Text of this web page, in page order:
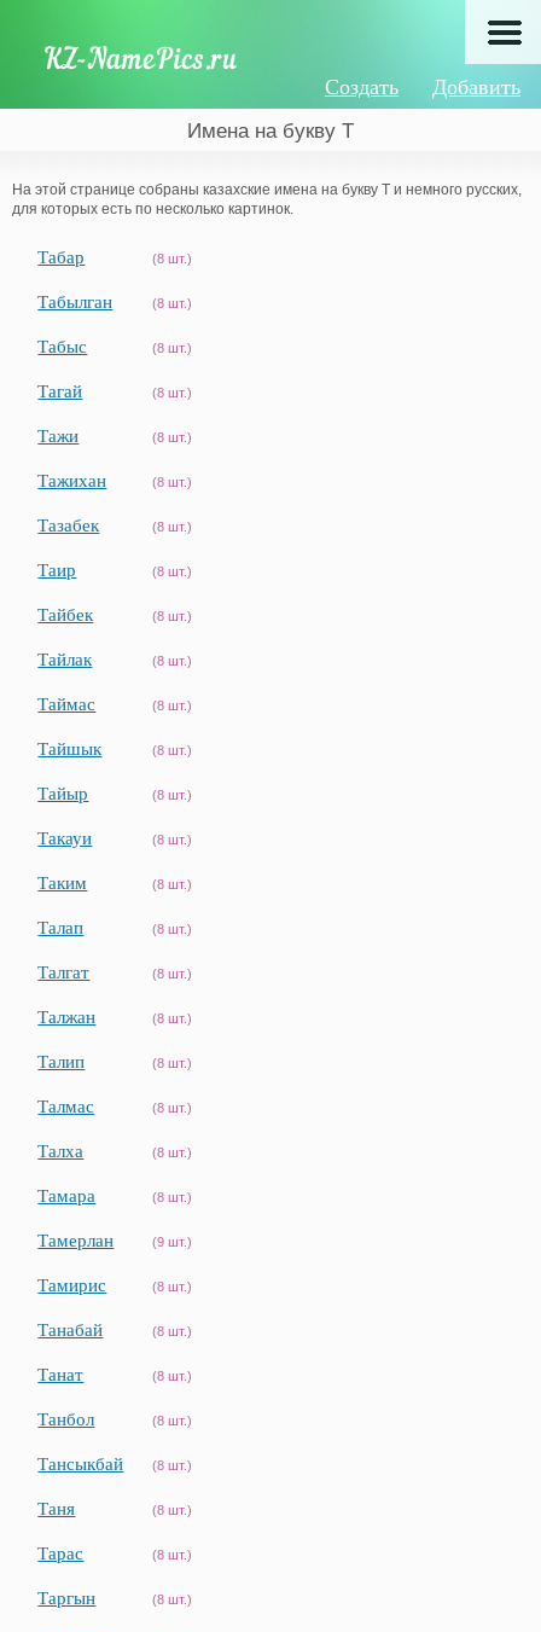
Добавить
Создать
Имена на букву Т
На этой странице собраны казахские имена на букву Т и немного русских,
для которых есть по несколько картинок.
Табар (8 шт.)
Табылган (8 шт.)
Табыс (8 шт.)
Тагай (8 шт.)
Тажи (8 шт.)
Тажихан (8 шт.)
Тазабек (8 шт.)
Таир (8 шт.)
Тайбек (8 шт.)
Тайлак (8 шт.)
Таймас (8 шт.)
Тайшык (8 шт.)
Тайыр (8 шт.)
Такауи (8 шт.)
Таким (8 шт.)
Талап (8 шт.)
Талгат (8 шт.)
Талжан (8 шт.)
Талип (8 шт.)
Талмас (8 шт.)
Талха (8 шт.)
Тамара (8 шт.)
Тамерлан (9 шт.)
Тамирис (8 шт.)
Танабай (8 шт.)
Танат (8 шт.)
Танбол (8 шт.)
Тансыкбай (8 шт.)
Таня (8 шт.)
Тарас (8 шт.)
Таргын (8 шт.)